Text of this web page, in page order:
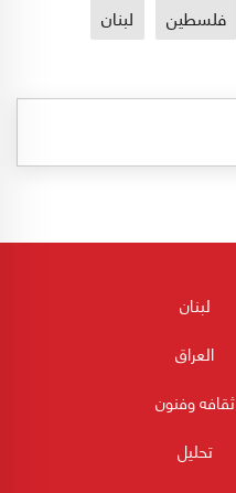
فلسطين لبنان
لبنان
العراق
ثقافه وفنون
تحليل